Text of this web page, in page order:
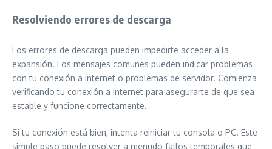
Resolviendo errores de descarga
Los errores de descarga pueden impedirte acceder a la
expansión. Los mensajes comunes pueden indicar problemas
con tu conexión a internet o problemas de servidor. Comienza
verificando tu conexión a internet para asegurarte de que sea
estable y funcione correctamente.
Si tu conexión está bien, intenta reiniciar tu consola o PC. Este
simple paso puede resolver a menudo fallos temporales que